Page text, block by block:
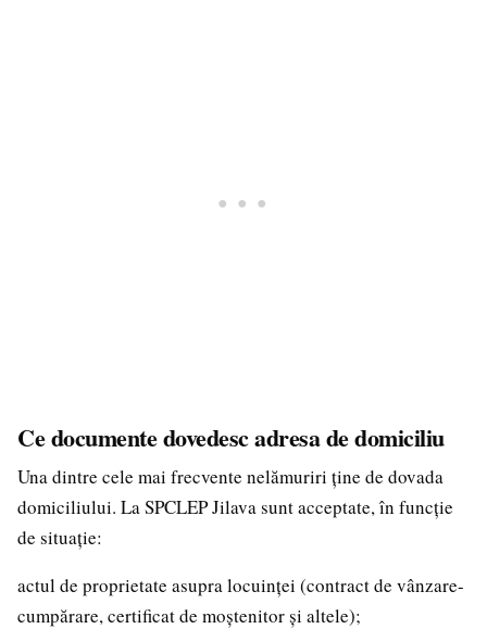
Ce documente dovedesc adresa de domiciliu
Una dintre cele mai frecvente nelămuriri ține de dovada
domiciliului. La SPCLEP Jilava sunt acceptate, în funcție
de situație:
actul de proprietate asupra locuinței (contract de vânzare-
cumpărare, certificat de moștenitor și altele);